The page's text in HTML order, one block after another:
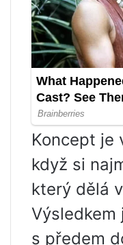
Koncept je
když si
který dělá
Výsledkem
s předem